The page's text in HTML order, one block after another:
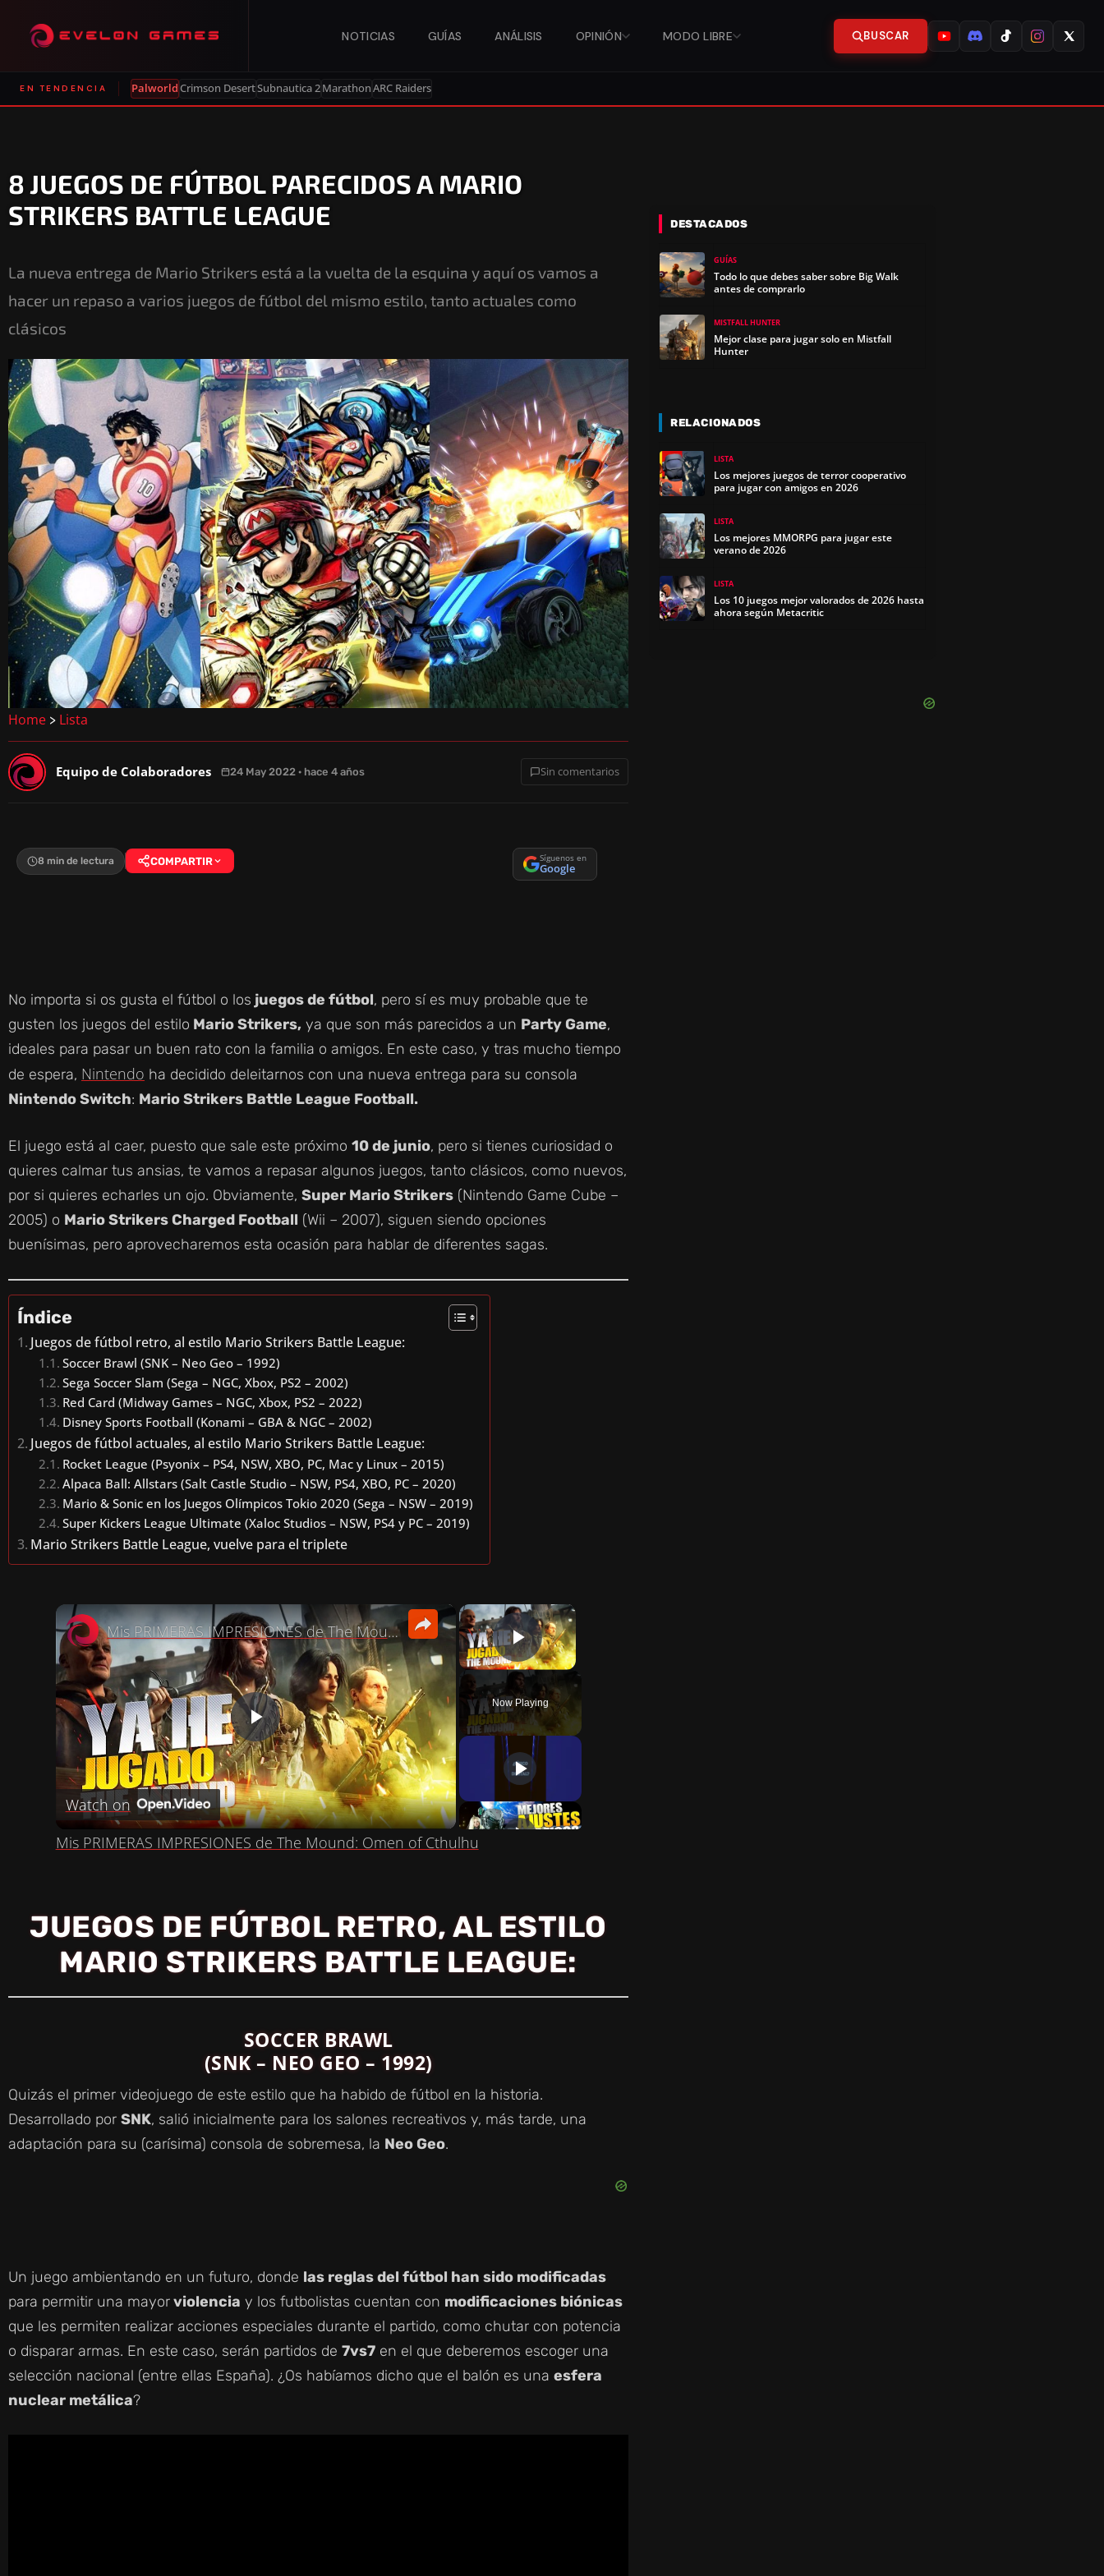
NOTICIAS GUÍAS ANÁLISIS OPINIÓN MODO LIBRE BUSCAR
EN TENDENCIA PalworldCrimson DesertSubnautica 2MarathonARC Raiders
8 JUEGOS DE FÚTBOL PARECIDOS A MARIO
STRIKERS BATTLE LEAGUE
La nueva entrega de Mario Strikers está a la vuelta de la esquina y aquí os vamos a
hacer un repaso a varios juegos de fútbol del mismo estilo, tanto actuales como
clásicos
Home > Lista
Equipo de Colaboradores 24 May 2022 · hace 4 años Sin comentarios
8 min de lectura COMPARTIR Síguenos en
Google
No importa si os gusta el fútbol o los juegos de fútbol, pero sí es muy probable que te
gusten los juegos del estilo Mario Strikers, ya que son más parecidos a un Party Game,
ideales para pasar un buen rato con la familia o amigos. En este caso, y tras mucho tiempo
de espera, Nintendo ha decidido deleitarnos con una nueva entrega para su consola
Nintendo Switch: Mario Strikers Battle League Football.
El juego está al caer, puesto que sale este próximo 10 de junio, pero si tienes curiosidad o
quieres calmar tus ansias, te vamos a repasar algunos juegos, tanto clásicos, como nuevos,
por si quieres echarles un ojo. Obviamente, Super Mario Strikers (Nintendo Game Cube –
2005) o Mario Strikers Charged Football (Wii – 2007), siguen siendo opciones
buenísimas, pero aprovecharemos esta ocasión para hablar de diferentes sagas.
Índice
Juegos de fútbol retro, al estilo Mario Strikers Battle League:
Soccer Brawl (SNK – Neo Geo – 1992)
Sega Soccer Slam (Sega – NGC, Xbox, PS2 – 2002)
Red Card (Midway Games – NGC, Xbox, PS2 – 2022)
Disney Sports Football (Konami – GBA & NGC – 2002)
Juegos de fútbol actuales, al estilo Mario Strikers Battle League:
Rocket League (Psyonix – PS4, NSW, XBO, PC, Mac y Linux – 2015)
Alpaca Ball: Allstars (Salt Castle Studio – NSW, PS4, XBO, PC – 2020)
Mario & Sonic en los Juegos Olímpicos Tokio 2020 (Sega – NSW – 2019)
Super Kickers League Ultimate (Xaloc Studios – NSW, PS4 y PC – 2019)
Mario Strikers Battle League, vuelve para el triplete
×
PLAY VIDEO
Now Playing
×
P
L
A
V
D
E
O
Mis PRIMERAS IMPRESIONES de The Mound: Omen of Cthulhu
Watch on
Mis PRIMERAS IMPRESIONES de The Mound: Omen of Cthulhu
JUEGOS DE FÚTBOL RETRO, AL ESTILO
MARIO STRIKERS BATTLE LEAGUE:
SOCCER BRAWL
(SNK – NEO GEO – 1992)
Quizás el primer videojuego de este estilo que ha habido de fútbol en la historia.
Desarrollado por SNK, salió inicialmente para los salones recreativos y, más tarde, una
adaptación para su (carísima) consola de sobremesa, la Neo Geo.
Un juego ambientando en un futuro, donde las reglas del fútbol han sido modificadas
para permitir una mayorviolencia y los futbolistas cuentan con modificaciones biónicas
que les permiten realizar acciones especiales durante el partido, como chutar con potencia
o disparar armas. En este caso, serán partidos de 7vs7 en el que deberemos escoger una
selección nacional (entre ellas España). ¿Os habíamos dicho que el balón es una esfera
nuclear metálica?
DESTACADOS
GUÍAS
Todo lo que debes saber sobre Big Walk
antes de comprarlo
MISTFALL HUNTER
Mejor clase para jugar solo en Mistfall
Hunter
RELACIONADOS
LISTA
Los mejores juegos de terror cooperativo
para jugar con amigos en 2026
LISTA
Los mejores MMORPG para jugar este
verano de 2026
LISTA
Los 10 juegos mejor valorados de 2026 hasta
ahora según Metacritic